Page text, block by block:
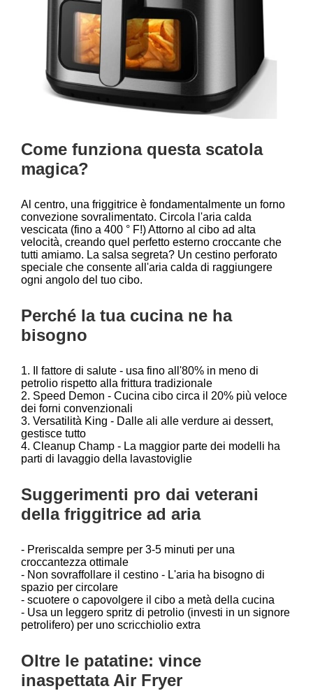
Come funziona questa scatola
magica?
Al centro, una friggitrice è fondamentalmente un forno
convezione sovralimentato. Circola l'aria calda
vescicata (fino a 400 ° F!) Attorno al cibo ad alta
velocità, creando quel perfetto esterno croccante che
tutti amiamo. La salsa segreta? Un cestino perforato
speciale che consente all'aria calda di raggiungere
ogni angolo del tuo cibo.
Perché la tua cucina ne ha
bisogno
1. Il fattore di salute - usa fino all'80% in meno di
petrolio rispetto alla frittura tradizionale
2. Speed Demon - Cucina cibo circa il 20% più veloce
dei forni convenzionali
3. Versatilità King - Dalle ali alle verdure ai dessert,
gestisce tutto
4. Cleanup Champ - La maggior parte dei modelli ha
parti di lavaggio della lavastoviglie
Suggerimenti pro dai veterani
della friggitrice ad aria
- Preriscalda sempre per 3-5 minuti per una
croccantezza ottimale
- Non sovraffollare il cestino - L'aria ha bisogno di
spazio per circolare
- scuotere o capovolgere il cibo a metà della cucina
- Usa un leggero spritz di petrolio (investi in un signore
petrolifero) per uno scricchiolio extra
Oltre le patatine: vince
inaspettata Air Fryer